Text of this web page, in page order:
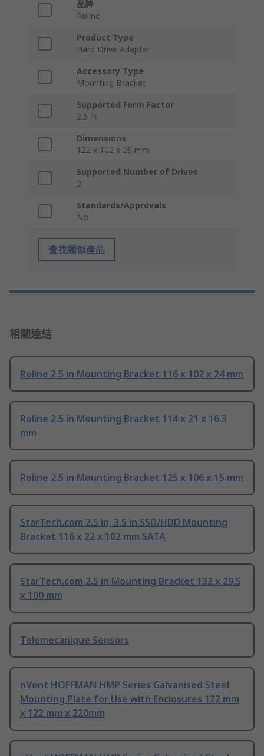
品牌
Roline
Product Type
Hard Drive Adapter
Accessory Type
Mounting Bracket
Supported Form Factor
2.5 in
Dimensions
122 x 102 x 26 mm
Supported Number of Drives
2
Standards/Approvals
No
查找類似產品
相關連結
Roline 2.5 in Mounting Bracket 116 x 102 x 24 mm
Roline 2.5 in Mounting Bracket 114 x 21 x 16.3
mm
Roline 2.5 in Mounting Bracket 125 x 106 x 15 mm
StarTech.com 2.5 in, 3.5 in SSD/HDD Mounting
Bracket 116 x 22 x 102 mm SATA
StarTech.com 2.5 in Mounting Bracket 132 x 29.5
x 100 mm
Telemecanique Sensors
nVent HOFFMAN HMP Series Galvanised Steel
Mounting Plate for Use with Enclosures 122 mm
x 122 mm x 220mm